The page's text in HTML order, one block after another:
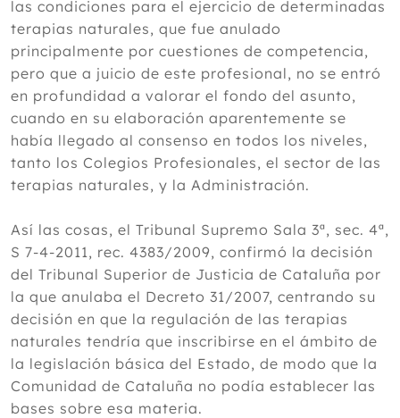
las condiciones para el ejercicio de determinadas
terapias naturales, que fue anulado
principalmente por cuestiones de competencia,
pero que a juicio de este profesional, no se entró
en profundidad a valorar el fondo del asunto,
cuando en su elaboración aparentemente se
había llegado al consenso en todos los niveles,
tanto los Colegios Profesionales, el sector de las
terapias naturales, y la Administración.
Así las cosas, el Tribunal Supremo Sala 3ª, sec. 4ª,
S 7-4-2011, rec. 4383/2009, confirmó la decisión
del Tribunal Superior de Justicia de Cataluña por
la que anulaba el Decreto 31/2007, centrando su
decisión en que la regulación de las terapias
naturales tendría que inscribirse en el ámbito de
la legislación básica del Estado, de modo que la
Comunidad de Cataluña no podía establecer las
bases sobre esa materia.